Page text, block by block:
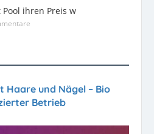
ihren Preis w
Haare und Nägel – Bio
Betrieb